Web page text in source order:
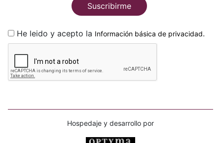
Suscribirme
He leido y acepto la Información básica de privacidad.
Hospedaje y desarrollo por